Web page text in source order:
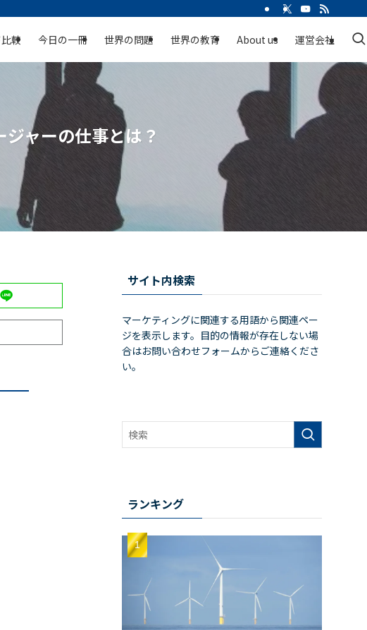
較 今日の一冊 世界の問題 世界の教育 About us 運営会社
ャーの仕事とは？
サイト内検索
マーケティングに関連する用語から関連ペー
ジを表示します。目的の情報が存在しない場
合はお問い合わせフォームからご連絡くださ
い。
ランキング